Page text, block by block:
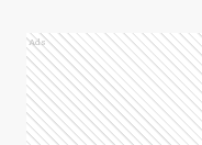
Ads